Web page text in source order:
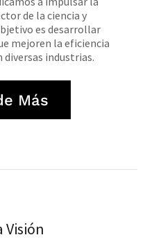
de la ciencia y
es desarrollar
mejoren la eficiencia
industrias.
Más
Visión